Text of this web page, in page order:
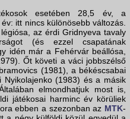
esetében 28,5 év, a
itt nincs különösebb változás.
az érdi Gridnyeva tavaly
(és ezzel csapatának
idén már a Fehérvár beállósa,
Őt követi a váci jobbszélső
(1981), a békéscsabai
(1983) és a másik
elmondhatjuk most is,
játékosai harminc év körüliek
ebben a szezonban az MTK-